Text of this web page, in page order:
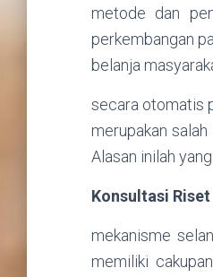
metode dan
perkembangan
belanja
secara otomatis
merupakan
Alasan inilah
Konsultasi
mekanisme
memiliki